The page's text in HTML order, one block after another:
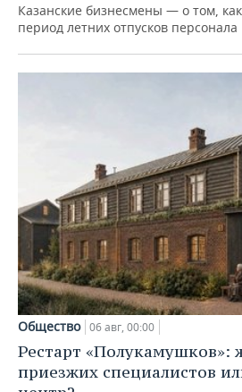
Казанские бизнесмены — о том,
период летних отпусков персонала
Общество 06 авг, 00:00
Рестарт «Полукамушков»:
приезжих специалистов